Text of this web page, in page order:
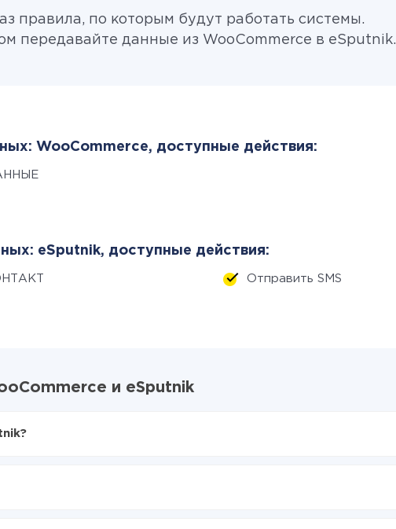
правила, по которым будут работать системы.
передавайте данные из WooCommerce в eSputnik.
WooCommerce, доступные действия:
eSputnik, доступные действия:
Отправить SMS
и eSputnik